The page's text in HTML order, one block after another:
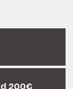
200€